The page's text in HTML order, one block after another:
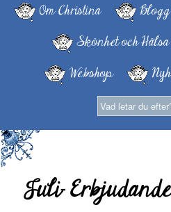
Om Christina Blogg
Skönhet och Hälsa
Webshop
Juli-